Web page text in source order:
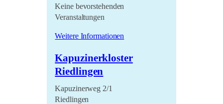
Keine bevorstehenden
Veranstaltungen
Weitere Informationen
Kapuzinerkloster
Riedlingen
Kapuzinerweg 2/1
Riedlingen